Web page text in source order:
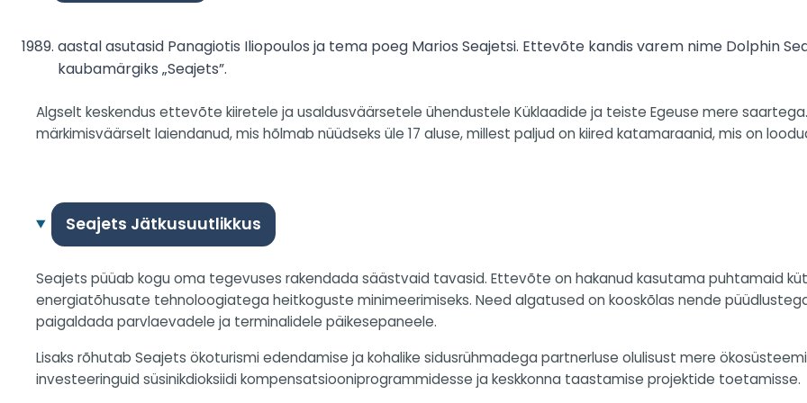
aastal asutasid Panagiotis Iliopoulos ja tema poeg Marios Seajetsi. Ettevõte kandis varem nime Dolphin
kaubamärgiks „Seajets”.
Algselt keskendus ettevõte kiiretele ja usaldusväärsetele ühendustele Küklaadide ja teiste Egeuse mere
märkimisväärselt laiendanud, mis hõlmab nüüdseks üle 17 aluse, millest paljud on kiired katamaraanid, mis on
Seajets Jätkusuutlikkus
Seajets püüab kogu oma tegevuses rakendada säästvaid tavasid. Ettevõte on hakanud kasutama puhtamaid
energiatõhusate tehnoloogiatega heitkoguste minimeerimiseks. Need algatused on kooskõlas nende
paigaldada parvlaevadele ja terminalidele päikesepaneele.
Lisaks rõhutab Seajets ökoturismi edendamise ja kohalike sidusrühmadega partnerluse olulisust mere
investeeringuid süsinikdioksiidi kompensatsiooniprogrammidesse ja keskkonna taastamise projektide toetamisse.